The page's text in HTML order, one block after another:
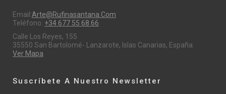
Email:Arte@rufinasantana.com
Teléfono: +34 677 55 68 66
Calle Los Reyes, 155
35550 San Bartolomé- Lanzarote, Islas Canarias, España.
Ver Mapa
Suscríbete A Nuestro Newsletter